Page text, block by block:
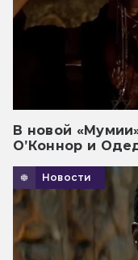
В новой
О’Коннор и
Новости